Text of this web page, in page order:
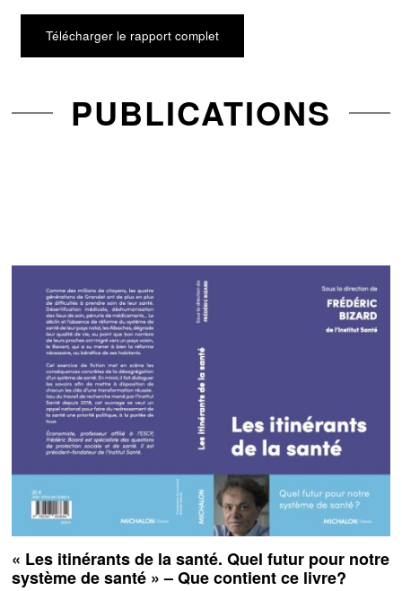
Télécharger le rapport complet
PUBLICATIONS
« Les itinérants de la santé. Quel futur pour notre
système de santé » – Que contient ce livre?